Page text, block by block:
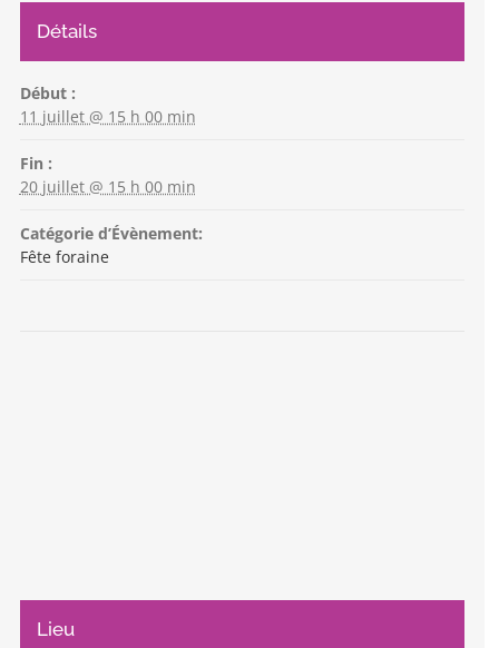
Détails
Début :
11 juillet @ 15 h 00 min
Fin :
20 juillet @ 15 h 00 min
Catégorie d’Évènement:
Fête foraine
Lieu